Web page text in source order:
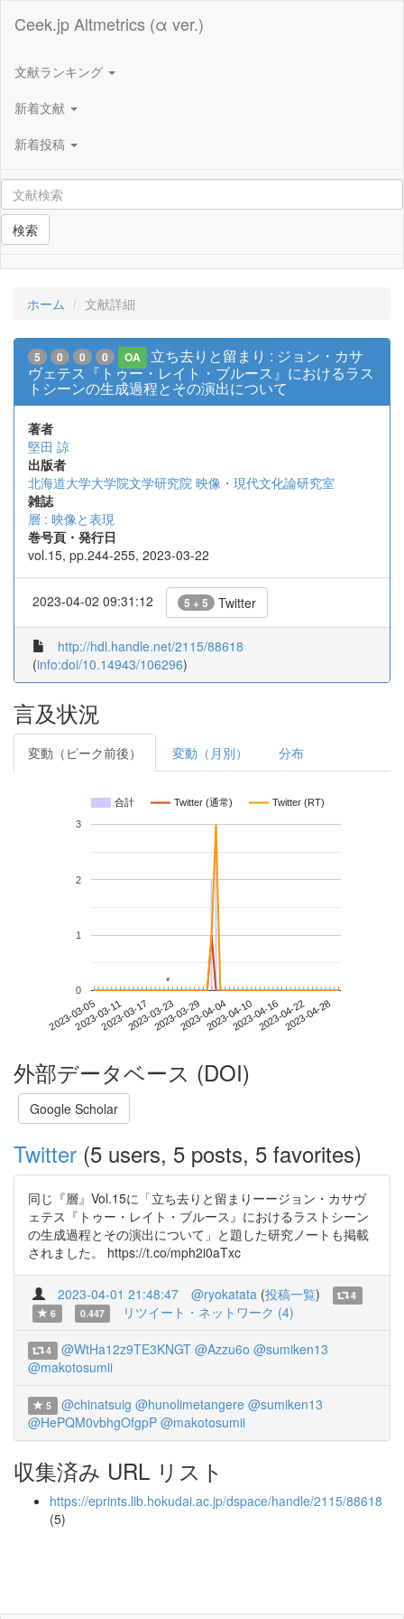
Ceek.jp Altmetrics (α ver.)
文献ランキング
新着文献
新着投稿
検索
ホーム 文献詳細
5 0 0 0 OA
立ち去りと留まり : ジョン・カサ
ヴェテス『トゥー・レイト・ブルース』におけるラス
トシーンの生成過程とその演出について
著者
堅田 諒
出版者
北海道大学大学院文学研究院 映像・現代文化論研究室
雑誌
層 : 映像と表現
巻号頁・発行日
vol.15, pp.244-255, 2023-03-22
2023-04-02 09:31:12 5 + 5 Twitter
http://hdl.handle.net/2115/88618
(info:doi/10.14943/106296)
言及状況
変動（ピーク前後） 変動（月別） 分布
合計 Twitter (通常) Twitter (RT)
2023-03-052023-03-112023-03-172023-03-232023-03-292023-04-042023-04-102023-04-162023-04-222023-04-28
0
1
2
3
**
外部データベース (DOI)
Google Scholar
Twitter (5 users, 5 posts, 5 favorites)
同じ『層』Vol.15に「立ち去りと留まりーージョン・カサヴ
ェテス『トゥー・レイト・ブルース』におけるラストシーン
の生成過程とその演出について」と題した研究ノートも掲載
されました。 https://t.co/mph2i0aTxc
2023-04-01 21:48:47 @ryokatata (投稿一覧)
4
6
0.447 リツイート・ネットワーク (4)
4 @WtHa12z9TE3KNGT @Azzu6o @sumiken13
@makotosumii
5 @chinatsuig @hunolimetangere @sumiken13
@HePQM0vbhgOfgpP @makotosumii
収集済み URL リスト
https://eprints.lib.hokudai.ac.jp/dspace/handle/2115/88618
(5)